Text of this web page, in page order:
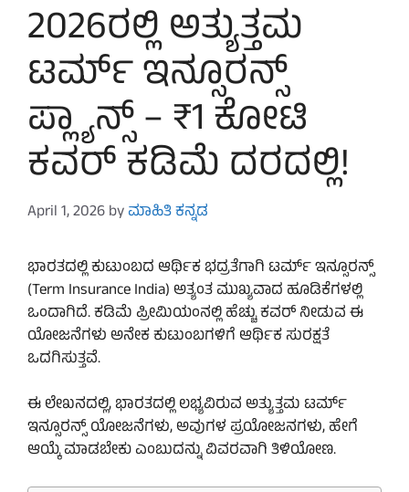
2026ರಲ್ಲಿ ಅತ್ಯುತ್ತಮ
ಟರ್ಮ್ ಇನ್ಸೂರನ್ಸ್
ಪ್ಲ್ಯಾನ್ಸ್ – ₹1 ಕೋಟಿ
ಕವರ್ ಕಡಿಮೆ ದರದಲ್ಲಿ!
April 1, 2026byಮಾಹಿತಿ ಕನ್ನಡ
ಭಾರತದಲ್ಲಿ ಕುಟುಂಬದ ಆರ್ಥಿಕ ಭದ್ರತೆಗಾಗಿ ಟರ್ಮ್ ಇನ್ಸೂರನ್ಸ್
(Term Insurance India) ಅತ್ಯಂತ ಮುಖ್ಯವಾದ ಹೂಡಿಕೆಗಳಲ್ಲಿ
ಒಂದಾಗಿದೆ. ಕಡಿಮೆ ಪ್ರೀಮಿಯಂನಲ್ಲಿ ಹೆಚ್ಚು ಕವರ್ ನೀಡುವ ಈ
ಯೋಜನೆಗಳು ಅನೇಕ ಕುಟುಂಬಗಳಿಗೆ ಆರ್ಥಿಕ ಸುರಕ್ಷತೆ
ಒದಗಿಸುತ್ತವೆ.
ಈ ಲೇಖನದಲ್ಲಿ, ಭಾರತದಲ್ಲಿ ಲಭ್ಯವಿರುವ ಅತ್ಯುತ್ತಮ ಟರ್ಮ್
ಇನ್ಸೂರನ್ಸ್ ಯೋಜನೆಗಳು, ಅವುಗಳ ಪ್ರಯೋಜನಗಳು, ಹೇಗೆ
ಆಯ್ಕೆ ಮಾಡಬೇಕು ಎಂಬುದನ್ನು ವಿವರವಾಗಿ ತಿಳಿಯೋಣ.